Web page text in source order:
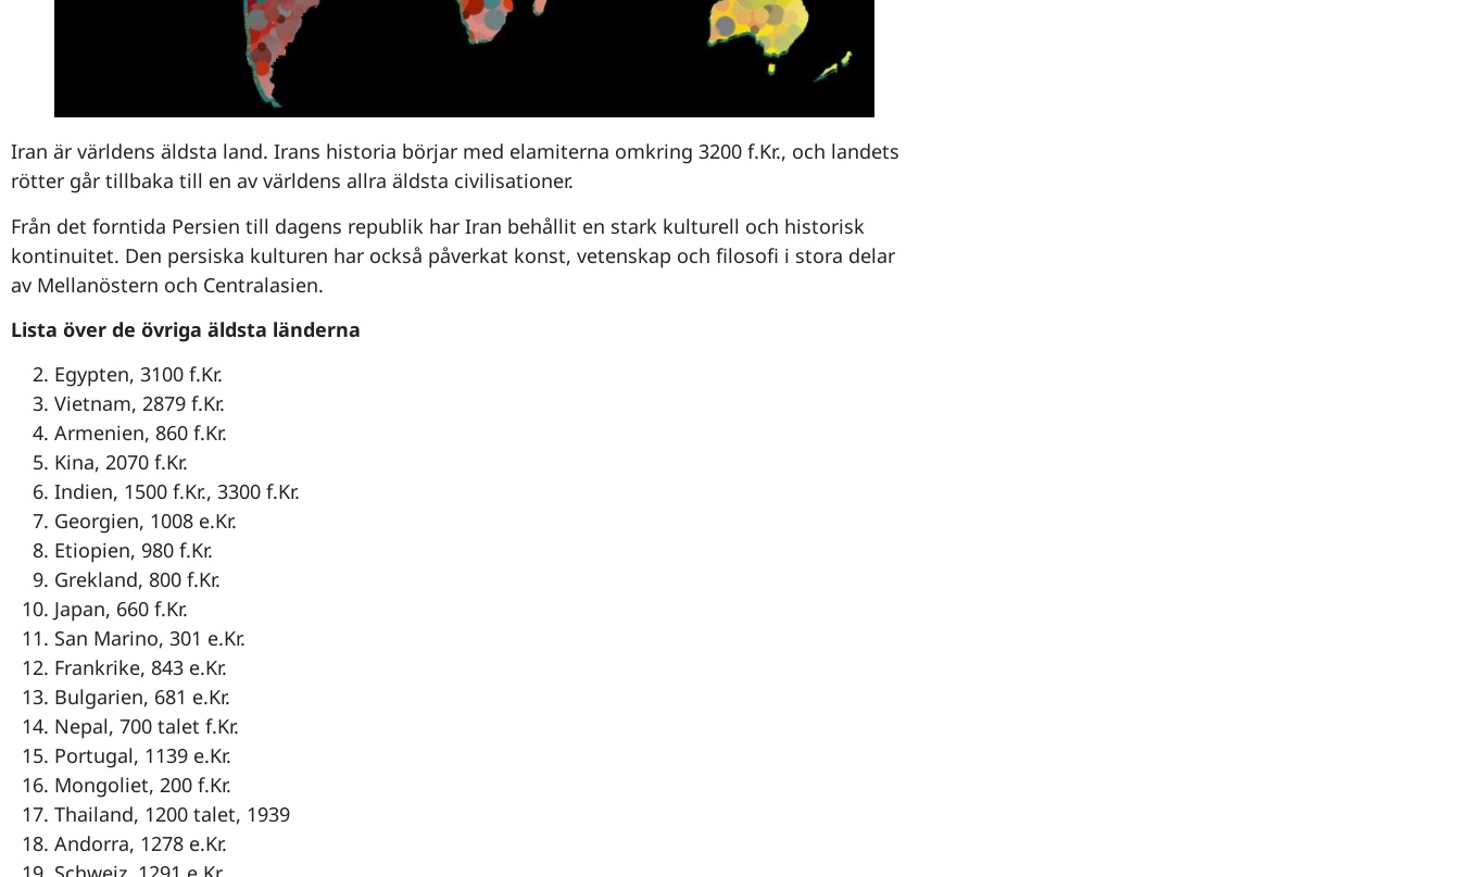
Iran är världens äldsta land. Irans historia börjar med elamiterna omkring 3200 f.Kr., och landets
rötter går tillbaka till en av världens allra äldsta civilisationer.
Från det forntida Persien till dagens republik har Iran behållit en stark kulturell och historisk
kontinuitet. Den persiska kulturen har också påverkat konst, vetenskap och filosofi i stora delar
av Mellanöstern och Centralasien.
Lista över de övriga äldsta länderna
Egypten, 3100 f.Kr.
Vietnam, 2879 f.Kr.
Armenien, 860 f.Kr.
Kina, 2070 f.Kr.
Indien, 1500 f.Kr., 3300 f.Kr.
Georgien, 1008 e.Kr.
Etiopien, 980 f.Kr.
Grekland, 800 f.Kr.
Japan, 660 f.Kr.
San Marino, 301 e.Kr.
Frankrike, 843 e.Kr.
Bulgarien, 681 e.Kr.
Nepal, 700 talet f.Kr.
Portugal, 1139 e.Kr.
Mongoliet, 200 f.Kr.
Thailand, 1200 talet, 1939
Andorra, 1278 e.Kr.